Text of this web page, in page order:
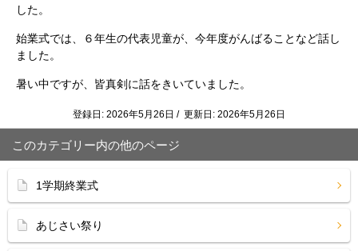
した。
始業式では、６年生の代表児童が、今年度がんばることなど話し
ました。
暑い中ですが、皆真剣に話をきいていました。
登録日: 2026年5月26日 / 更新日: 2026年5月26日
このカテゴリー内の他のページ
1学期終業式
あじさい祭り